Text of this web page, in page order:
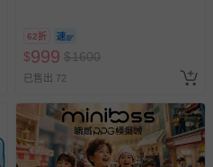
券使用
62折
$999 $1600
已售出 72